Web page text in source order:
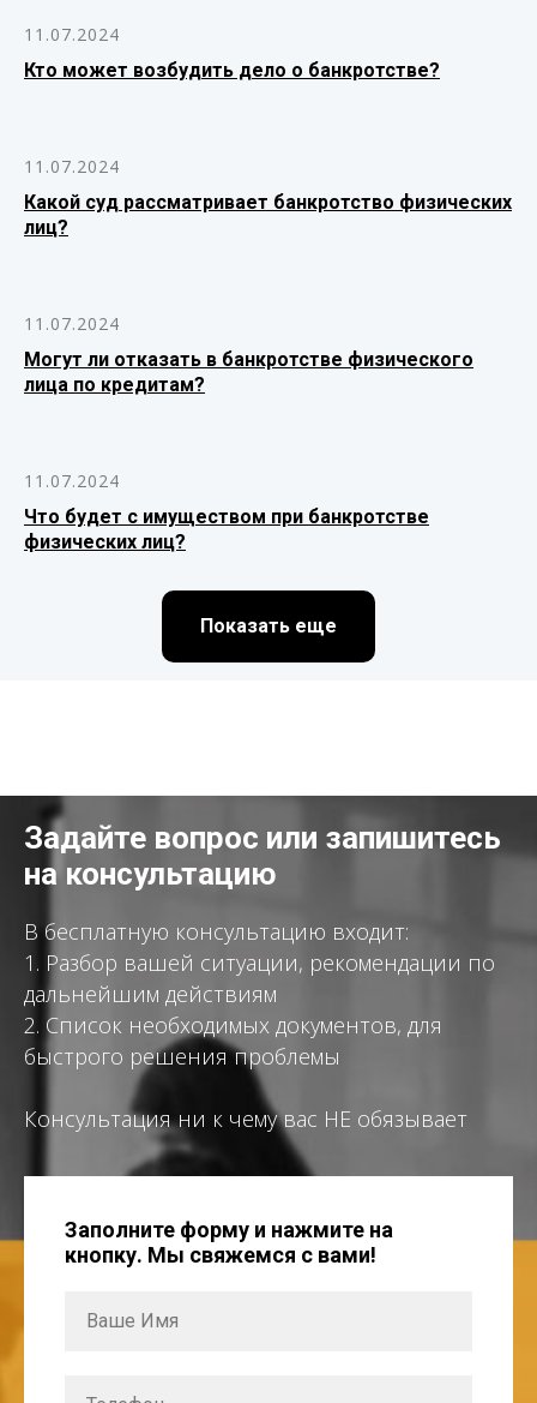
11.07.2024
Кто может возбудить дело о банкротстве?
11.07.2024
Какой суд рассматривает банкротство физических
лиц?
11.07.2024
Могут ли отказать в банкротстве физического
лица по кредитам?
11.07.2024
Что будет с имуществом при банкротстве
физических лиц?
Показать еще
Задайте вопрос или запишитесь
на консультацию
В бесплатную консультацию входит:
1. Разбор вашей ситуации, рекомендации по
дальнейшим действиям
2. Список необходимых документов, для
быстрого решения проблемы
Консультация ни к чему вас НЕ обязывает
Заполните форму и нажмите на
кнопку. Мы свяжемся с вами!